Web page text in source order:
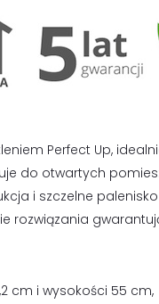
Perfect Up,
do otwartych
i szczelne
rozwiązania
cm i wysokości 55 cm,